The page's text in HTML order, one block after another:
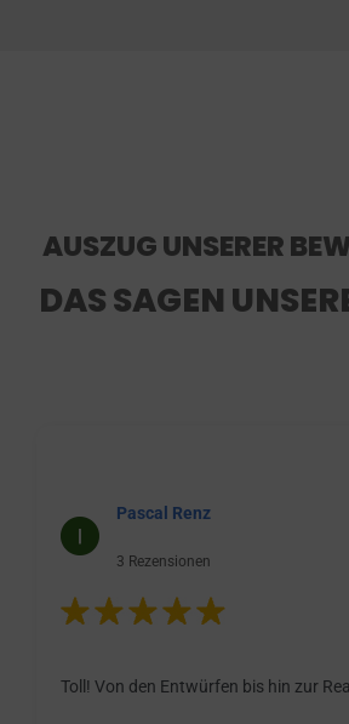
AUSZUG UNSERER
DAS SAGEN
Pascal Renz
3 Rezensionen
Toll! Von den Entwürfen bis hin zur